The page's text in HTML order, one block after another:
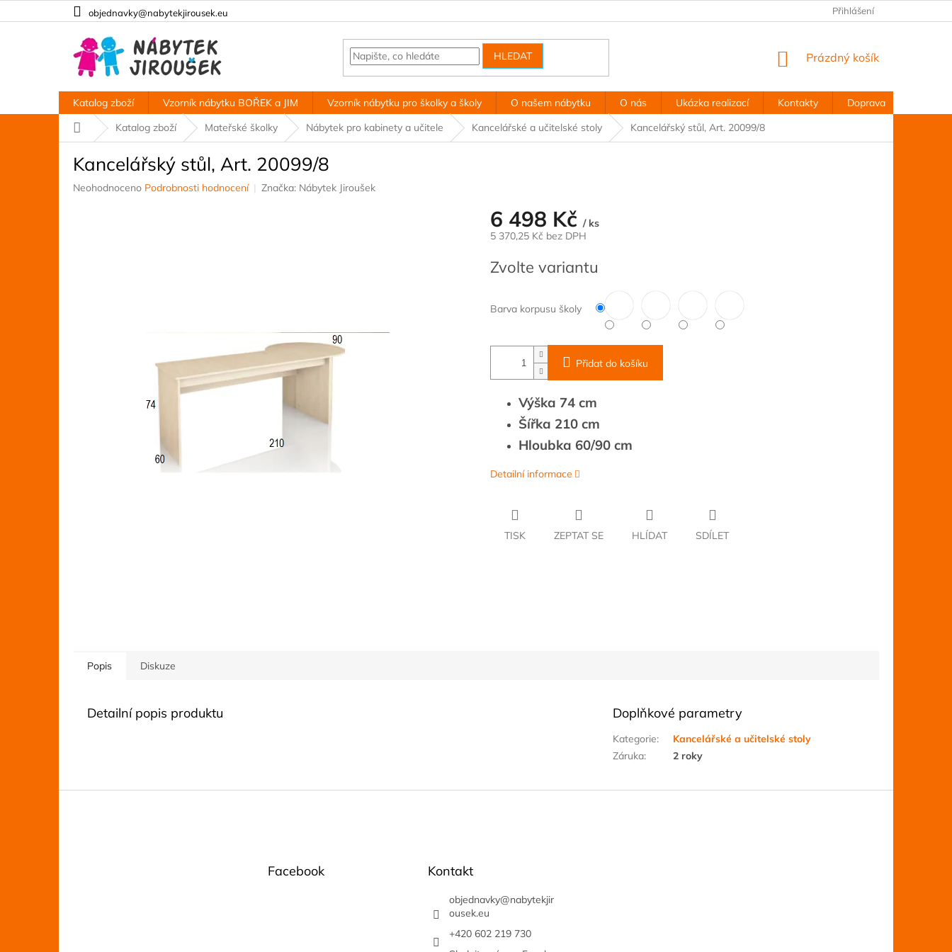
na
objednavky@nabytekjirousek.eu Přihlášení
HLEDAT
NÁKUPNÍ
Prázdný košík
Katalog zboží Vzorník nábytku BOŘEK a JIM Vzorník nábytku pro školky a školy O našem nábytku O nás Ukázka realizací Kontakty Doprava
Domů
Katalog zboží Mateřské školky Nábytek pro kabinety a učitele Kancelářské a učitelské stoly Kancelářský stůl, Art. 20099/8
Kancelářský stůl, Art. 20099/8
Průměrné
Neohodnoceno Podrobnosti hodnocení Značka: Nábytek Jiroušek
6 498 Kč / ks
5 370,25 Kč bez DPH
cena:
Zvolte variantu
Barva korpusu školy
Přidat do košíku
Výška 74 cm
Šířka 210 cm
Hloubka 60/90 cm
Detailní informace
TISK ZEPTAT SE HLÍDAT SDÍLET
Popis Diskuze
Detailní popis produktu Doplňkové parametry
Kategorie:
Kancelářské a učitelské stoly
Záruka: 2 roky
Facebook Kontakt
objednavky@nabytekjir
ousek.eu
+420 602 219 730